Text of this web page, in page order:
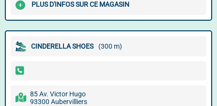
PLUS D'INFOS SUR CE MAGASIN
CINDERELLA SHOES (300 m)
85 Av. Victor Hugo
93300 Aubervilliers